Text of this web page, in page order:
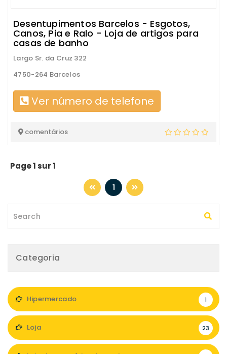
Desentupimentos Barcelos - Esgotos,
Canos, Pia e Ralo - Loja de artigos para
casas de banho
Largo Sr. da Cruz 322
4750-264 Barcelos
Ver número de telefone
comentários
Page 1 sur 1
1
Categoria
Hipermercado 1
Loja 23